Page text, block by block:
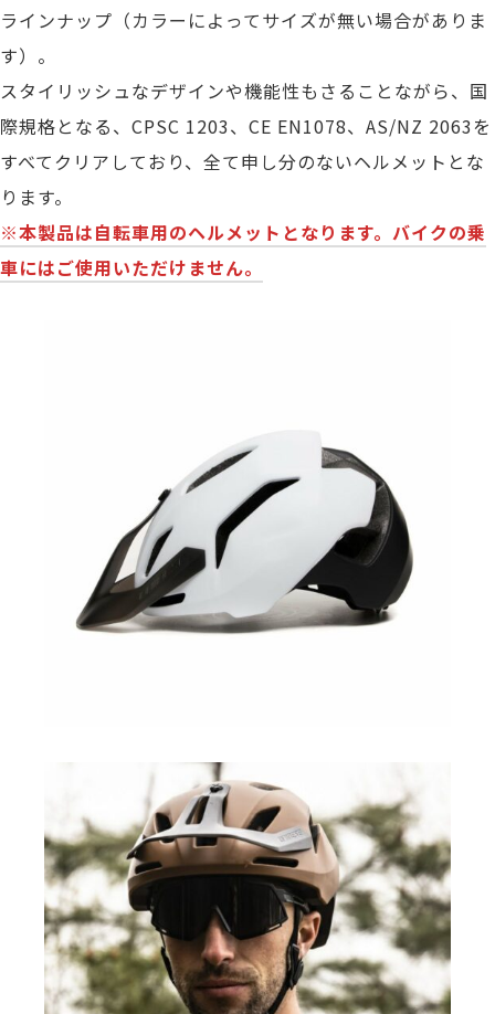
ラインナップ（カラーによってサイズが無い場合がありま
す）。
スタイリッシュなデザインや機能性もさることながら、国
際規格となる、CPSC 1203、CE EN1078、AS/NZ 2063を
すべてクリアしており、全て申し分のないヘルメットとな
ります。
※本製品は自転車用のヘルメットとなります。バイクの乗
車にはご使用いただけません。